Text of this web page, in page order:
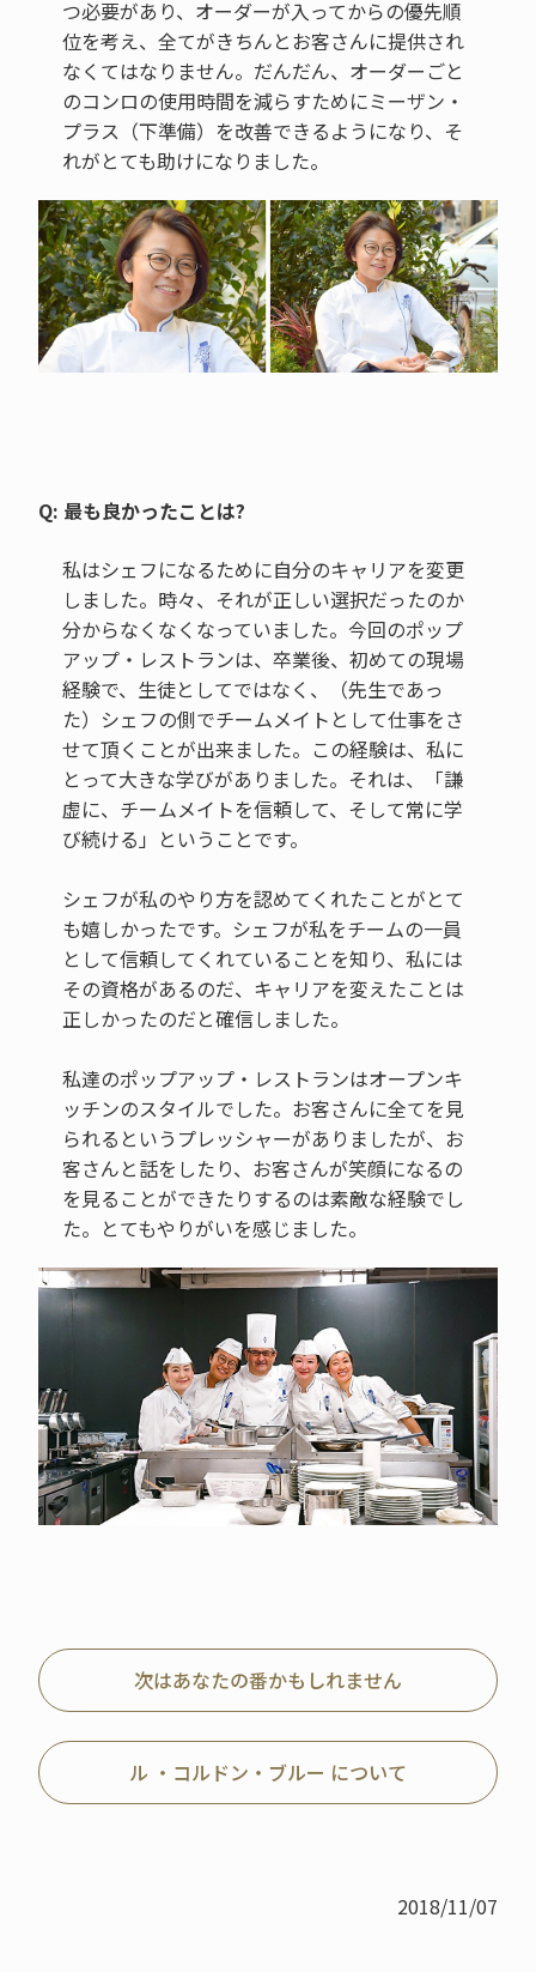
つ必要があり、オーダーが入ってからの優先順
位を考え、全てがきちんとお客さんに提供され
なくてはなりません。だんだん、オーダーごと
のコンロの使用時間を減らすためにミーザン・
プラス（下準備）を改善できるようになり、そ
れがとても助けになりました。
Q: 最も良かったことは?
私はシェフになるために自分のキャリアを変更
しました。時々、それが正しい選択だったのか
分からなくなくなっていました。今回のポップ
アップ・レストランは、卒業後、初めての現場
経験で、生徒としてではなく、（先生であっ
た）シェフの側でチームメイトとして仕事をさ
せて頂くことが出来ました。この経験は、私に
とって大きな学びがありました。それは、「謙
虚に、チームメイトを信頼して、そして常に学
び続ける」ということです。
シェフが私のやり方を認めてくれたことがとて
も嬉しかったです。シェフが私をチームの一員
として信頼してくれていることを知り、私には
その資格があるのだ、キャリアを変えたことは
正しかったのだと確信しました。
私達のポップアップ・レストランはオープンキ
ッチンのスタイルでした。お客さんに全てを見
られるというプレッシャーがありましたが、お
客さんと話をしたり、お客さんが笑顔になるの
を見ることができたりするのは素敵な経験でし
た。とてもやりがいを感じました。
次はあなたの番かもしれません
ル ・コルドン・ブルー について
2018/11/07